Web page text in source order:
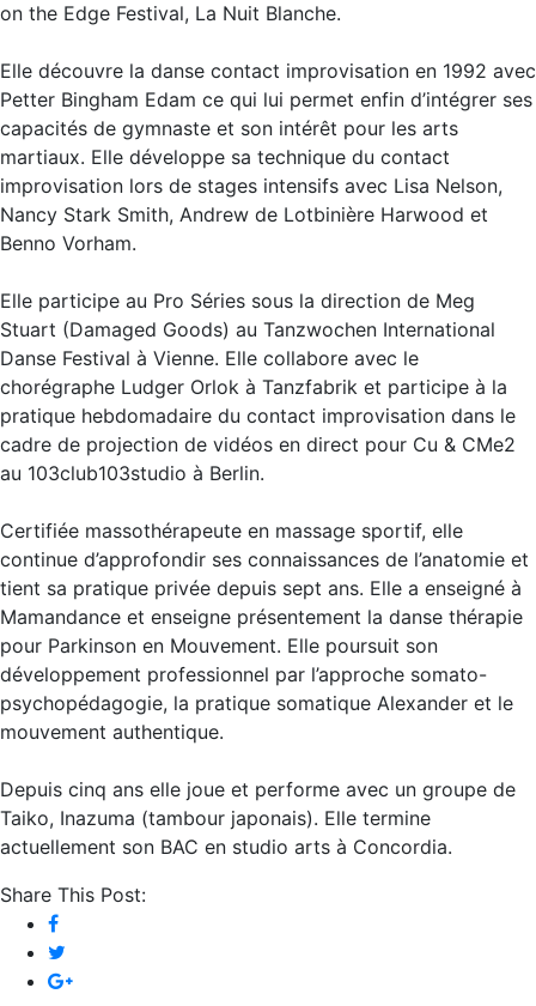
on the Edge Festival, La Nuit Blanche.
Elle découvre la danse contact improvisation en 1992 avec
Petter Bingham Edam ce qui lui permet enfin d’intégrer ses
capacités de gymnaste et son intérêt pour les arts
martiaux. Elle développe sa technique du contact
improvisation lors de stages intensifs avec Lisa Nelson,
Nancy Stark Smith, Andrew de Lotbinière Harwood et
Benno Vorham.
Elle participe au Pro Séries sous la direction de Meg
Stuart (Damaged Goods) au Tanzwochen International
Danse Festival à Vienne. Elle collabore avec le
chorégraphe Ludger Orlok à Tanzfabrik et participe à la
pratique hebdomadaire du contact improvisation dans le
cadre de projection de vidéos en direct pour Cu & CMe2
au 103club103studio à Berlin.
Certifiée massothérapeute en massage sportif, elle
continue d’approfondir ses connaissances de l’anatomie et
tient sa pratique privée depuis sept ans. Elle a enseigné à
Mamandance et enseigne présentement la danse thérapie
pour Parkinson en Mouvement. Elle poursuit son
développement professionnel par l’approche somato-
psychopédagogie, la pratique somatique Alexander et le
mouvement authentique.
Depuis cinq ans elle joue et performe avec un groupe de
Taiko, Inazuma (tambour japonais). Elle termine
actuellement son BAC en studio arts à Concordia.
Share This Post: